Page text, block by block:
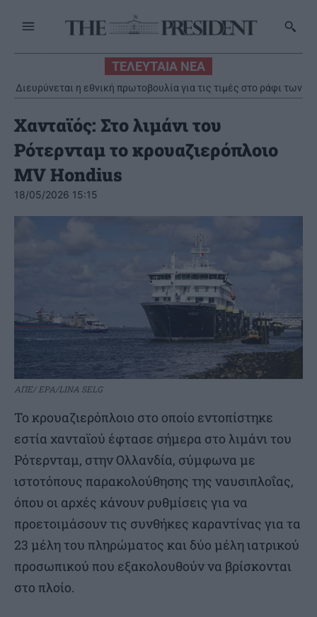
ΤΕΛΕΥΤΑΙΑ ΝΕΑ
Διευρύνεται η εθνική πρωτοβουλία για τις τιμές στο ράφι των
σούπερ μάρκετ
Χανταϊός: Στο λιμάνι του
Ρότερνταμ το κρουαζιερόπλοιο
MV Hondius
18/05/2026 15:15
ΑΠΕ/ EPA/LINA SELG
Το κρουαζιερόπλοιο στο οποίο εντοπίστηκε
εστία χανταϊού έφτασε σήμερα στο λιμάνι του
Ρότερνταμ, στην Ολλανδία, σύμφωνα με
ιστοτόπους παρακολούθησης της ναυσιπλοΐας,
όπου οι αρχές κάνουν ρυθμίσεις για να
προετοιμάσουν τις συνθήκες καραντίνας για τα
23 μέλη του πληρώματος και δύο μέλη ιατρικού
προσωπικού που εξακολουθούν να βρίσκονται
στο πλοίο.